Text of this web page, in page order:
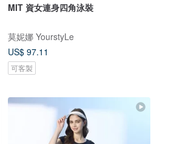
MIT 資女連身四角泳裝
莫妮娜 YourstyLe
US$ 97.11
可客製